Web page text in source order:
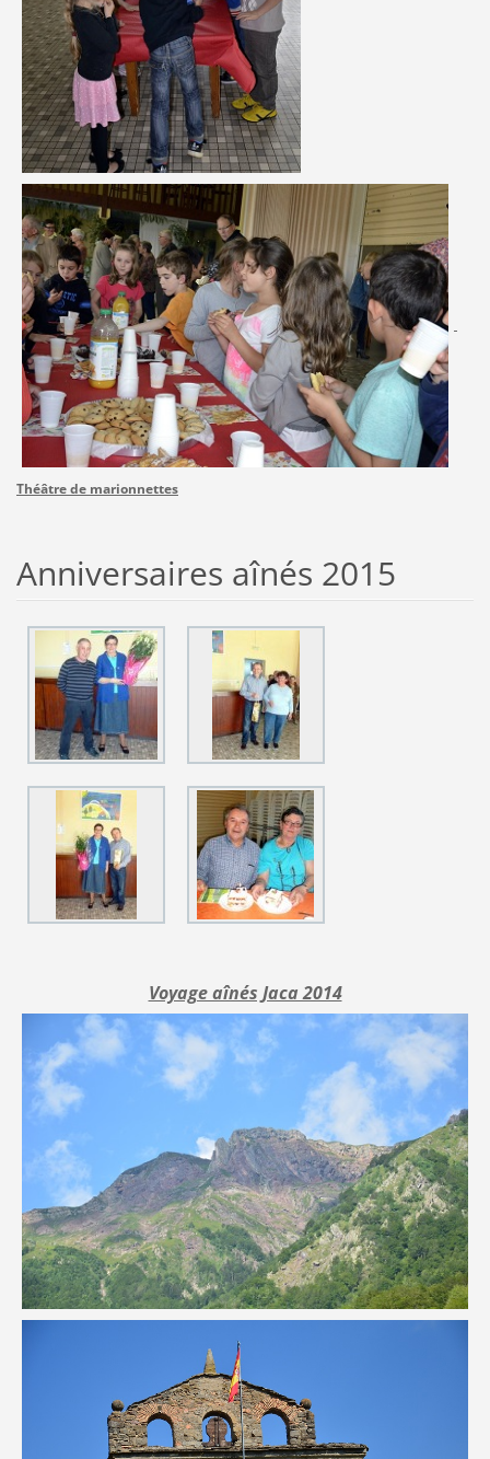
Théâtre de marionnettes
Anniversaires aînés 2015
Voyage aînés Jaca 2014